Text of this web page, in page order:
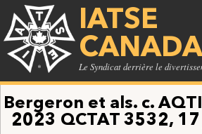
IATSE
CANADA
Le Syndicat derrière le
Bergeron et als. c.
2023 QCTAT 3532,